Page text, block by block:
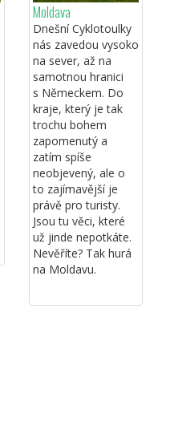
Moldava
Dnešní Cyklotoulky
nás zavedou vysoko
na sever, až na
samotnou hranici
s Německem. Do
kraje, který je tak
trochu bohem
zapomenutý a
zatím spíše
neobjevený, ale o
to zajímavější je
právě pro turisty.
Jsou tu věci, které
už jinde nepotkáte.
Nevěříte? Tak hurá
na Moldavu.